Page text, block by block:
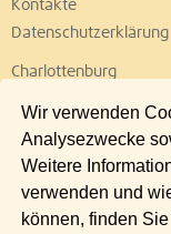
Wir verwenden
Analysezwecke
Weitere
verwenden und
können, finden
Kontakte
Datenschutzerklärung
Charlottenburg
Lichtenberg
Pankow